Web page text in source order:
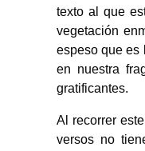
texto al que
vegetación
espeso que es
en nuestra
gratificantes.
Al recorrer
versos no